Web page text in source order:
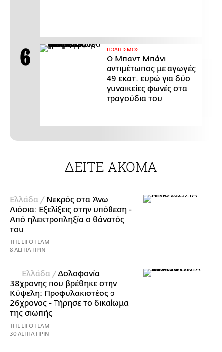
ΠΟΛΙΤΙΣΜΟΣ
Ο Μπαντ Μπάνι
αντιμέτωπος με αγωγές
49 εκατ. ευρώ για δύο
γυναικείες φωνές στα
τραγούδια του
ΔΕΙΤΕ ΑΚΟΜΑ
Ελλάδα / Νεκρός στα Άνω
Λιόσια: Εξελίξεις στην υπόθεση -
Από ηλεκτροπληξία ο θάνατός
του
THE LIFO TEAM
8 ΛΕΠΤΑ ΠΡΙΝ
Ελλάδα /Δολοφονία
38χρονης που βρέθηκε στην
Κύψελη: Προφυλακιστέος ο
26χρονος - Τήρησε το δικαίωμα
της σιωπής
THE LIFO TEAM
30 ΛΕΠΤΑ ΠΡΙΝ